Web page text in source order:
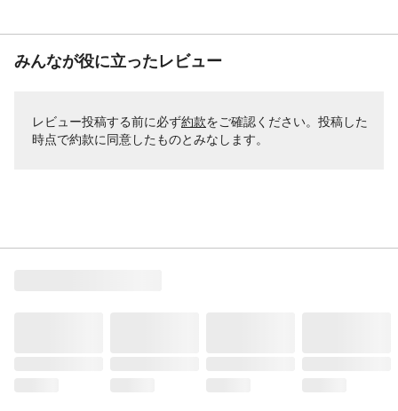
みんなが役に立ったレビュー
レビュー投稿する前に必ず約款をご確認ください。投稿した
時点で約款に同意したものとみなします。